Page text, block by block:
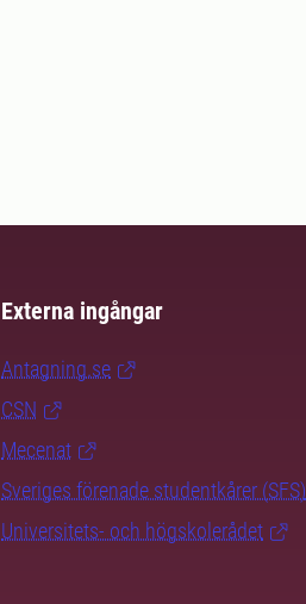
Externa ingångar
Antagning.se
CSN
Mecenat
Sveriges förenade studentkårer (SFS)
Universitets- och högskolerådet